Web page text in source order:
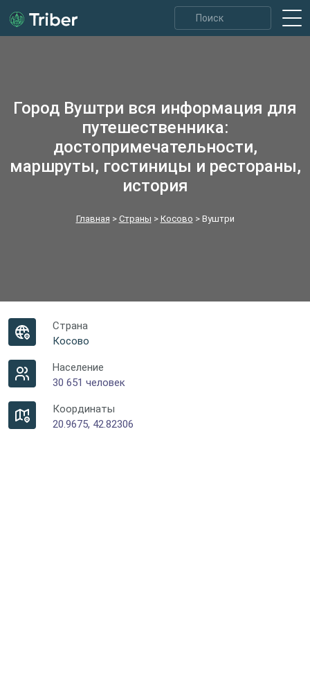
Город Вуштри вся информация для
путешественника:
достопримечательности,
маршруты, гостиницы и рестораны,
история
Главная > Страны > Косово > Вуштри
Страна
Косово
Население
30 651 человек
Координаты
20.9675, 42.82306